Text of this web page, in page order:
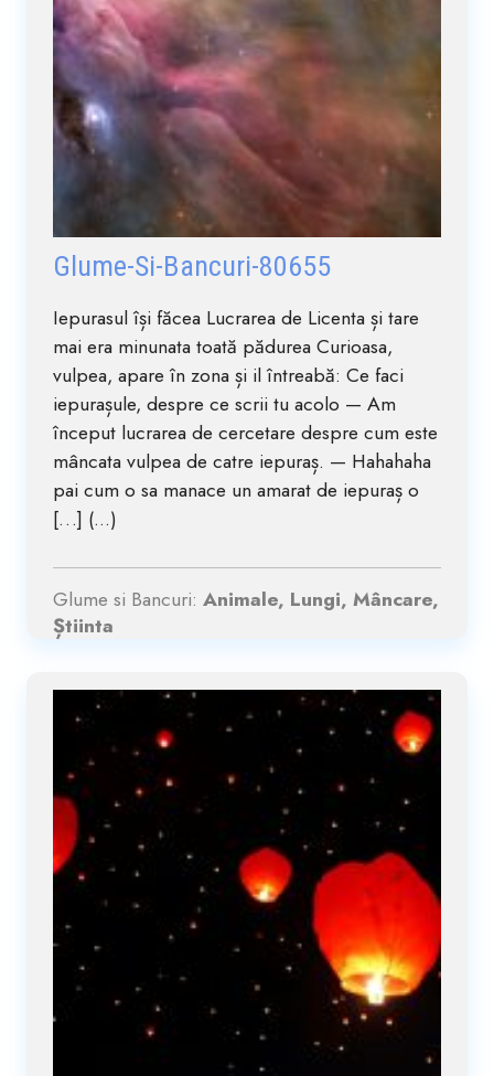
Glume-Si-Bancuri-80655
Iepurasul își făcea Lucrarea de Licenta și tare
mai era minunata toată pădurea Curioasa,
vulpea, apare în zona și il întreabă: Ce faci
iepurașule, despre ce scrii tu acolo — Am
început lucrarea de cercetare despre cum este
mâncata vulpea de catre iepuraș. — Hahahaha
pai cum o sa manace un amarat de iepuraș o
[…] (...)
Glume si Bancuri: Animale, Lungi, Mâncare,
Știinta